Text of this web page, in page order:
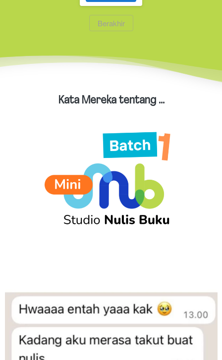
`Berakhir
Kata Mereka tentang ...